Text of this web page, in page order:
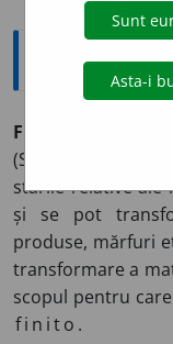
Explicative
FIN
(Substantivat,
stările relative ale
și se pot
produse, mărfuri
transformare a
scopul pentru
finito.